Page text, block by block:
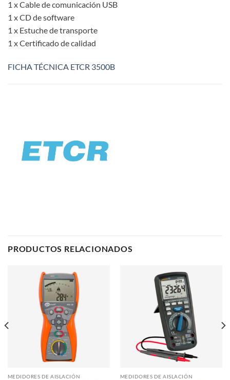
1 x Cable de comunicación USB
1 x CD de software
1 x Estuche de transporte
1 x Certificado de calidad
FICHA TÉCNICA ETCR 3500B
PRODUCTOS RELACIONADOS
MEDIDORES DE AISLACIÓN MEDIDORES DE AISLACIÓN